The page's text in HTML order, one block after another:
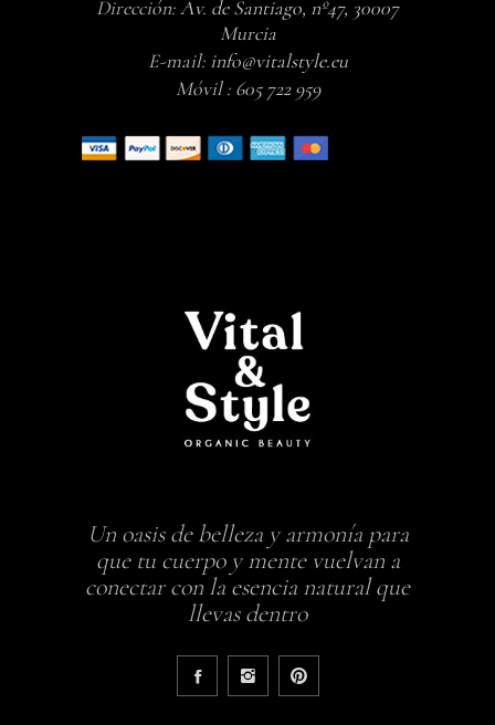
Dirección:Av. de Santiago, nº47, 30007
Murcia
E-mail: info@vitalstyle.eu
Móvil : 605 722 959
Un oasis de belleza y armonía para
que tu cuerpo y mente vuelvan a
conectar con la esencia natural que
llevas dentro